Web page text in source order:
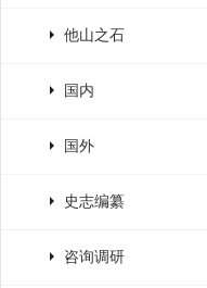
他山之石
国内
国外
史志编纂
咨询调研